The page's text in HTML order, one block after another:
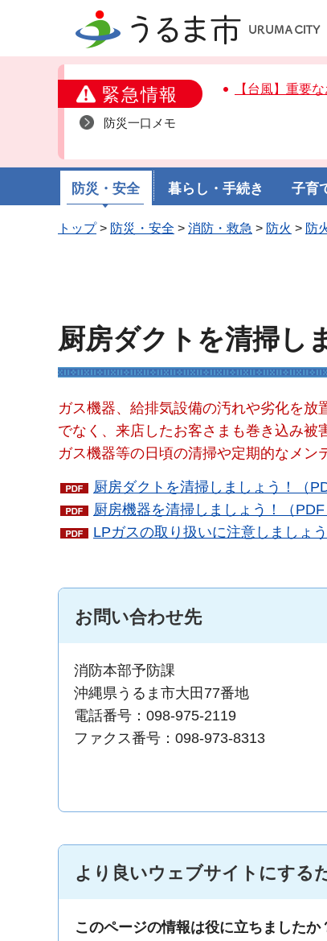
うるま市
緊急情報
防災一口メモ
【台風】重要
防災・安全 暮らし・手続き 子育
トップ> 防災・安全 > 消防・救急 > 防火 > 防
厨房ダクトを清掃し
ガス機器、給排気設備の汚れや劣化を
でなく、来店したお客さまも巻き込み被
ガス機器等の日頃の清掃や定期的なメン
厨房ダクトを清掃しましょう！（
厨房機器を清掃しましょう！（PDF
LPガスの取り扱いに注意しましょ
お問い合わせ先
消防本部予防課
沖縄県うるま市大田77番地
電話番号：098-975-2119
ファクス番号：098-973-8313
より良いウェブサイトにする
このページの情報は役に立ちましたか